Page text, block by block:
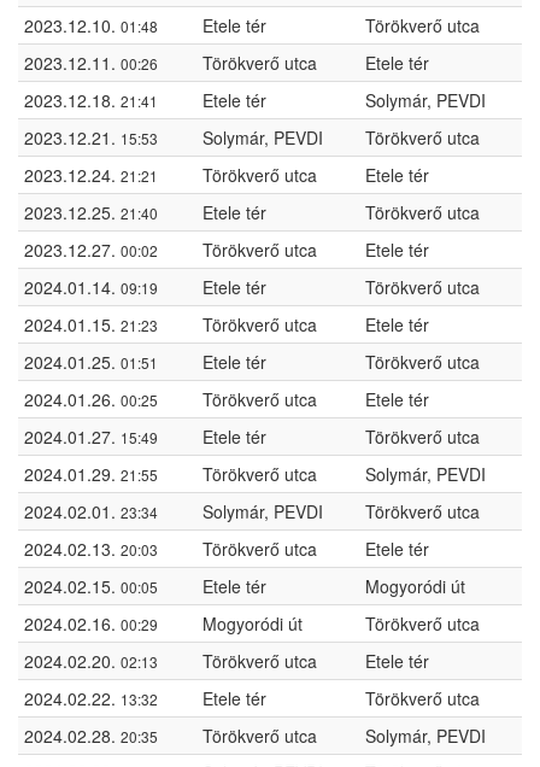
2023.12.10. 01:48 Etele tér
Törökverő utca
2023.12.11. 00:26 Törökverő utca
Etele tér
2023.12.18. 21:41 Etele tér
Solymár, PEVDI
2023.12.21. 15:53 Solymár, PEVDI
Törökverő utca
2023.12.24. 21:21 Törökverő utca
Etele tér
2023.12.25. 21:40 Etele tér
Törökverő utca
2023.12.27. 00:02 Törökverő utca
Etele tér
2024.01.14. 09:19 Etele tér
Törökverő utca
2024.01.15. 21:23 Törökverő utca
Etele tér
2024.01.25. 01:51 Etele tér
Törökverő utca
2024.01.26. 00:25 Törökverő utca
Etele tér
2024.01.27. 15:49 Etele tér
Törökverő utca
2024.01.29. 21:55 Törökverő utca
Solymár, PEVDI
2024.02.01. 23:34 Solymár, PEVDI
Törökverő utca
2024.02.13. 20:03 Törökverő utca
Etele tér
2024.02.15. 00:05 Etele tér
Mogyoródi út
2024.02.16. 00:29 Mogyoródi út
Törökverő utca
2024.02.20. 02:13 Törökverő utca
Etele tér
2024.02.22. 13:32 Etele tér
Törökverő utca
2024.02.28. 20:35 Törökverő utca
Solymár, PEVDI